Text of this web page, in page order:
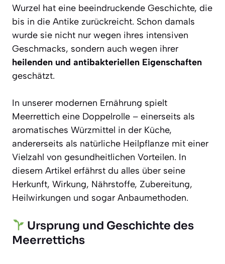
Wurzel hat eine beeindruckende Geschichte, die
bis in die Antike zurückreicht. Schon damals
wurde sie nicht nur wegen ihres intensiven
Geschmacks, sondern auch wegen ihrer
heilenden und antibakteriellen Eigenschaften
geschätzt.
In unserer modernen Ernährung spielt
Meerrettich eine Doppelrolle – einerseits als
aromatisches Würzmittel in der Küche,
andererseits als natürliche Heilpflanze mit einer
Vielzahl von gesundheitlichen Vorteilen. In
diesem Artikel erfährst du alles über seine
Herkunft, Wirkung, Nährstoffe, Zubereitung,
Heilwirkungen und sogar Anbaumethoden.
Ursprung und Geschichte des
Meerrettichs